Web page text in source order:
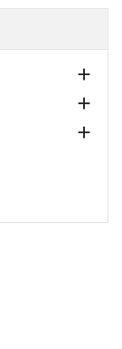


